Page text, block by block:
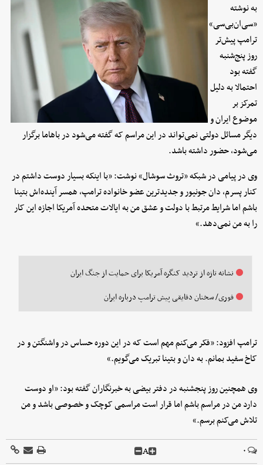
به نوشته
«سی‌ان‌بی‌سی»
ترامپ پیش‌تر
روز پنج‌شنبه
گفته بود
احتمالا به دلیل
تمرکز بر
موضوع ایران و
دیگر مسائل دولتی نمی‌تواند در این مراسم که گفته می‌شود در باهاما برگزار
می‌شود، حضور داشته باشد.
وی در پیامی در شبکه «تروث سوشال» نوشت: «با اینکه بسیار دوست داشتم در
کنار پسرم، دان جونیور و جدیدترین عضو خانواده ترامپ، همسر آینده‌اش بتینا
باشم اما شرایط مرتبط با دولت و عشق من به ایالات متحده آمریکا اجازه این کار
را به من نمی‌دهد.»
نشانه تازه از تردید کنگره آمریکا برای حمایت از جنگ ایران
فوری/ سخنان دقایقی پیش ترامپ درباره ایران
ترامپ افزود: «فکر می‌کنم مهم است که در این دوره حساس در واشنگتن و در
کاخ سفید بمانم. به دان و بتینا تبریک می‌گویم.»
وی همچنین روز پنجشنبه در دفتر بیضی به خبرنگاران گفته بود: «او دوست
دارد من در مراسم باشم اما قرار است مراسمی کوچک و خصوصی باشد و من
تلاش می‌کنم برسم.»
۰ A